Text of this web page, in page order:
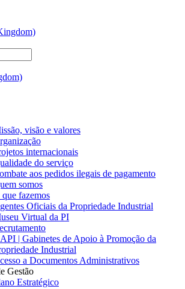
visão e valores
internacionais
do serviço
aos pedidos ilegais de pagamento
somos
que fazemos
Oficiais da Propriedade Industrial
Virtual da PI
| Gabinetes de Apoio à Promoção da
Industrial
a Documentos Administrativos
Gestão
Estratégico